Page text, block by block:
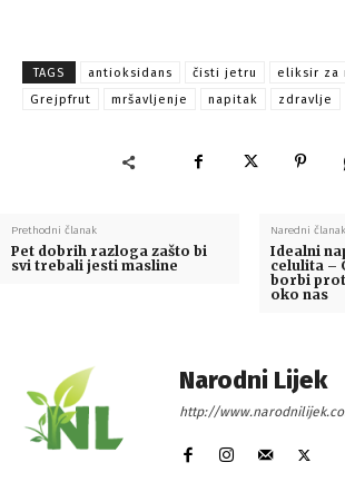
TAGS antioksidans čisti jetru
eliksir za
Grejpfrut
mršavljenje napitak zdravlje
Prethodni članak
Pet dobrih razloga zašto bi
svi trebali jesti masline
Naredni članak
Idealni
celulita –
borbi
oko nas
Narodni Lijek
http://